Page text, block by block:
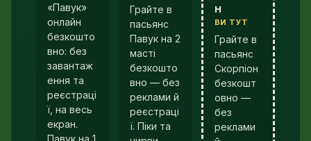
«Павук»
онлайн
безкошто
вно: без
завантаж
ення та
реєстраці
ї, на весь
екран.
Павук на 1,
Грайте в
пасьянс
Павук на 2
масті
безкошто
вно — без
реклами й
реєстраці
ї. Піки та
н
ВИ ТУТ
Грайте в
пасьянс
Скорпіон
безкошт
овно —
без
реклами